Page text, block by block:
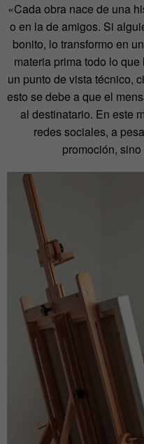
«Cada obra nace de una
o en la de amigos. Si
bonito, lo transformo en
materia prima todo lo
un punto de vista técnico,
esto se debe a que el
al destinatario. En este
redes sociales, a
promoción,